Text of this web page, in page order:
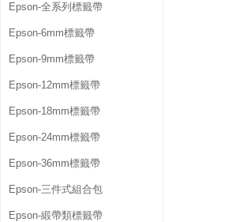
Epson-全系列標籤帶
Epson-6mm標籤帶
Epson-9mm標籤帶
Epson-12mm標籤帶
Epson-18mm標籤帶
Epson-24mm標籤帶
Epson-36mm標籤帶
Epson-三件式組合包
Epson-緞帶類標籤帶